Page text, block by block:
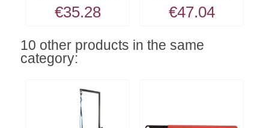
€35.28 €47.04
10 other products in the same
category: